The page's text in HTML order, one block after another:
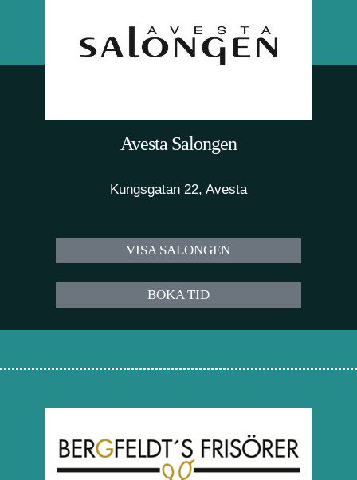
Avesta Salongen
Kungsgatan 22, Avesta
VISA SALONGEN
BOKA TID